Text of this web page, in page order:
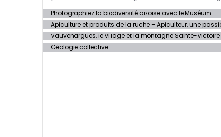
évènements,
Photographiez la biodiversité aixoise avec le Muséum
Apiculture et produits de la ruche – Apiculteur, une
Vauvenargues, le village et la montagne Sainte-Victoire
Géologie collective
évènements,